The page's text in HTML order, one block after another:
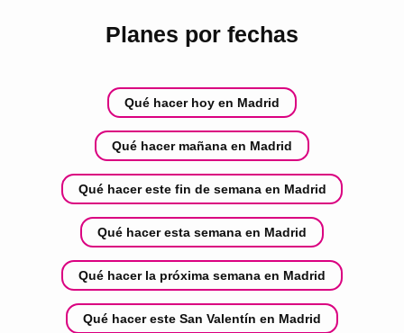
Planes por fechas
Qué hacer hoy en Madrid
Qué hacer mañana en Madrid
Qué hacer este fin de semana en Madrid
Qué hacer esta semana en Madrid
Qué hacer la próxima semana en Madrid
Qué hacer este San Valentín en Madrid